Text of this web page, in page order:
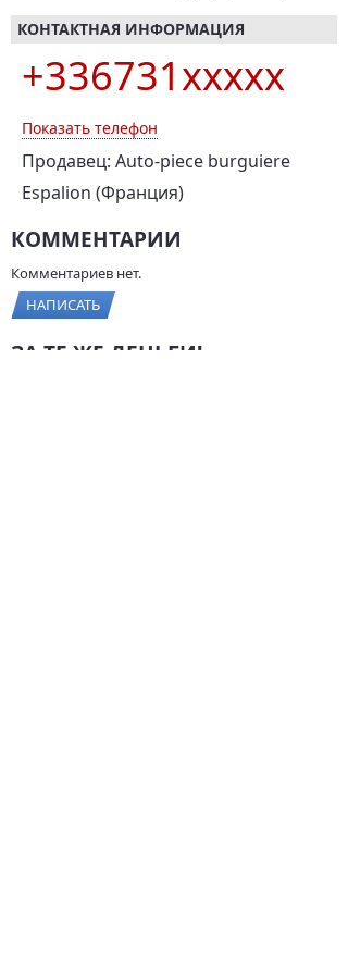
КОНТАКТНАЯ ИНФОРМАЦИЯ
+336731xxxxx
Показать телефон
Продавец: Auto-piece burguiere
Espalion (Франция)
КОММЕНТАРИИ
Комментариев нет.
НАПИСАТЬ
ЗА ТЕ ЖЕ ДЕНЬГИ!